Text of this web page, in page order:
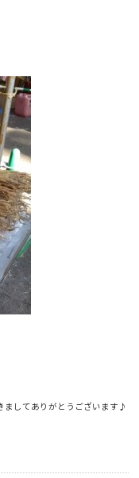
ましてありがとうございます♪